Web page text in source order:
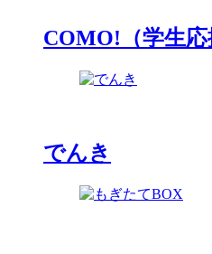
COMO!（学生応
でんき